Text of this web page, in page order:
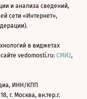
и анализа сведений,
сети «Интернет»,
в виджетах
vedomosti.ru: СМИ2,
ИНН/КПП
г. Москва, вн.тер.г.